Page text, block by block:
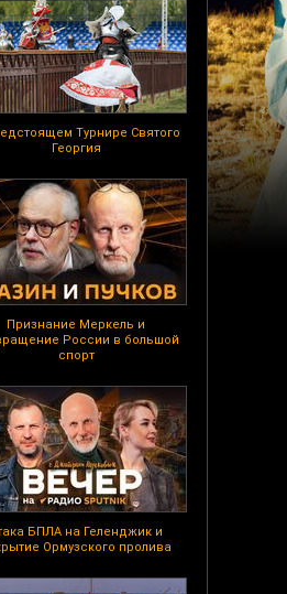
Турнире Святого
Георгия
Признание Меркель и
России в большой
спорт
БПЛА на Геленджик и
Ормузского пролива